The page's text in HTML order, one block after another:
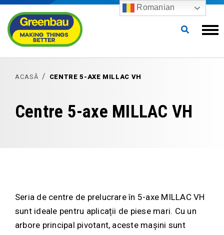
ACASĂ CENTRE 5-AXE MILLAC VH
Centre 5-axe MILLAC VH
Seria de centre de prelucrare în 5-axe MILLAC VH
sunt ideale pentru aplicații de piese mari. Cu un
arbore principal pivotant, aceste mașini sunt
Romanian